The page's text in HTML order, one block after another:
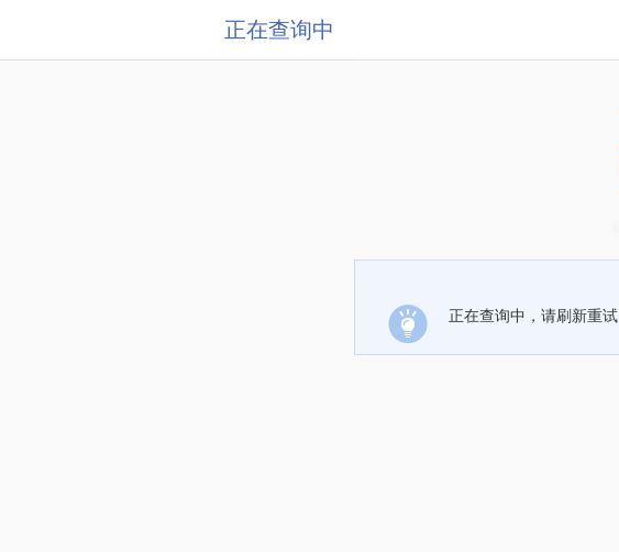
正在查询中
正在查询中，请刷新重试